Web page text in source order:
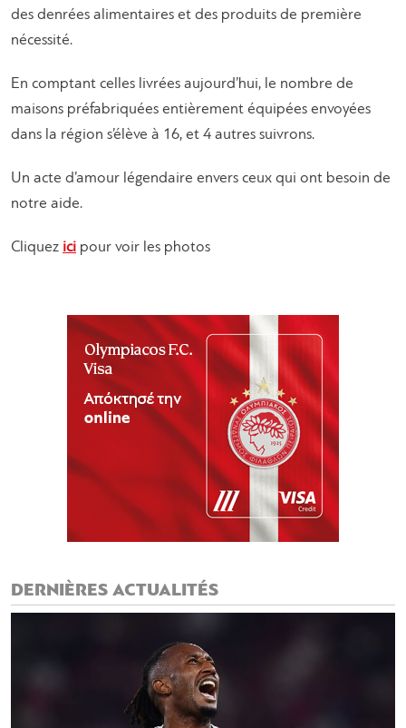
des denrées alimentaires et des produits de première
nécessité.
En comptant celles livrées aujourd’hui, le nombre de
maisons préfabriquées entièrement équipées envoyées
dans la région s’élève à 16, et 4 autres suivrons.
Un acte d’amour légendaire envers ceux qui ont besoin de
notre aide.
Cliquez ici pour voir les photos
DERNIÈRES ACTUALITÉS